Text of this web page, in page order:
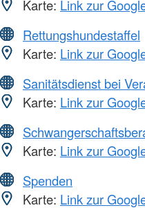
Karte: Link zur
Rettungshundestaffel
Karte: Link zur
Sanitätsdienst bei
Karte: Link zur
Karte: Link zur
Spenden
Karte: Link zur